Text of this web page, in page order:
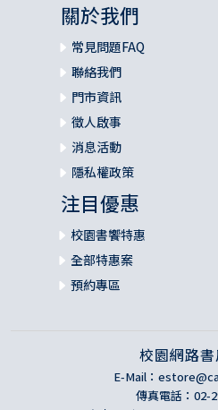
關於我們
常見問題FAQ
聯絡我們
門市資訊
徵人啟事
消息活動
隱私權政策
注目優惠
校園書饗特惠
全部特惠案
預約專區
校園網路
E-Mail：
傳真電話：02-